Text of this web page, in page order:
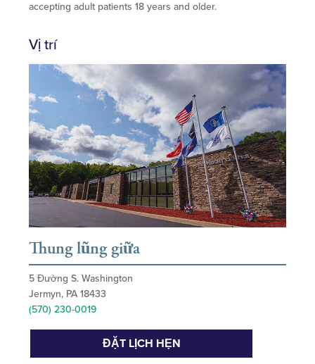
accepting adult patients 18 years and older.
Vị trí
Thung lũng giữa
5 Đường S. Washington
Jermyn, PA 18433
(570) 230-0019
ĐẶT LỊCH HẸN